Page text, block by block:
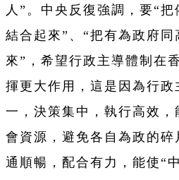
人”。中央反復強調，要“
結合起來”、“把有為政府
來”，希望行政主導體制在
揮更大作用，這是因為行
一，決策集中，執行高效，
會資源，避免各自為政的
通順暢，配合有力，能使“